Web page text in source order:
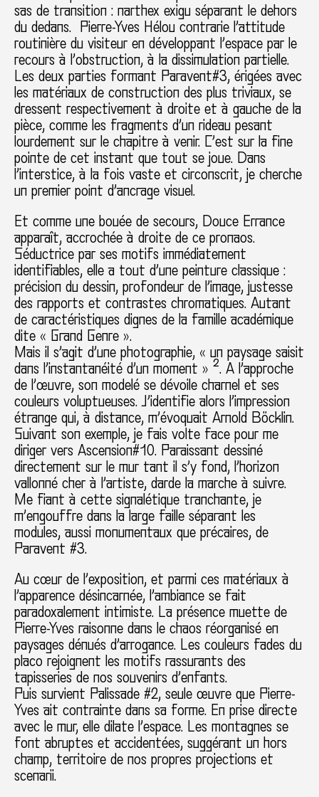
sas de transition : narthex exigu séparant le dehors
du dedans. Pierre-Yves Hélou contrarie l’attitude
routinière du visiteur en développant l’espace par le
recours à l’obstruction, à la dissimulation partielle.
Les deux parties formant Paravent#3, érigées avec
les matériaux de construction des plus triviaux, se
dressent respectivement à droite et à gauche de la
pièce, comme les fragments d’un rideau pesant
lourdement sur le chapitre à venir. C’est sur la fine
pointe de cet instant que tout se joue. Dans
l’interstice, à la fois vaste et circonscrit, je cherche
un premier point d’ancrage visuel.
Et comme une bouée de secours, Douce Errance
apparaît, accrochée à droite de ce pronaos.
Séductrice par ses motifs immédiatement
identifiables, elle a tout d’une peinture classique :
précision du dessin, profondeur de l’image, justesse
des rapports et contrastes chromatiques. Autant
de caractéristiques dignes de la famille académique
dite « Grand Genre ».
Mais il s’agit d’une photographie, « un paysage saisit
dans l’instantanéité d’un moment » ². A l’approche
de l’œuvre, son modelé se dévoile charnel et ses
couleurs voluptueuses. J’identifie alors l’impression
étrange qui, à distance, m’évoquait Arnold Böcklin.
Suivant son exemple, je fais volte face pour me
diriger vers Ascension#10. Paraissant dessiné
directement sur le mur tant il s’y fond, l’horizon
vallonné cher à l’artiste, darde la marche à suivre.
Me fiant à cette signalétique tranchante, je
m’engouffre dans la large faille séparant les
modules, aussi monumentaux que précaires, de
Paravent #3.
Au cœur de l’exposition, et parmi ces matériaux à
l’apparence désincarnée, l’ambiance se fait
paradoxalement intimiste. La présence muette de
Pierre-Yves raisonne dans le chaos réorganisé en
paysages dénués d’arrogance. Les couleurs fades du
placo rejoignent les motifs rassurants des
tapisseries de nos souvenirs d’enfants.
Puis survient Palissade #2, seule œuvre que Pierre-
Yves ait contrainte dans sa forme. En prise directe
avec le mur, elle dilate l’espace. Les montagnes se
font abruptes et accidentées, suggérant un hors
champ, territoire de nos propres projections et
scenarii.